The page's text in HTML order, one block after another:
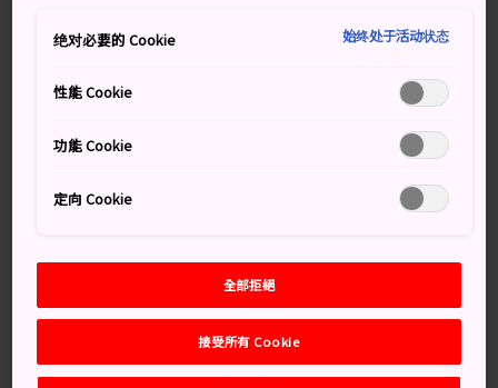
地區鐵路周遊券
绝对必要的 Cookie 始终处于活动状态
性能 Cookie
功能 Cookie
定向 Cookie
全部拒絕
接受所有 Cookie